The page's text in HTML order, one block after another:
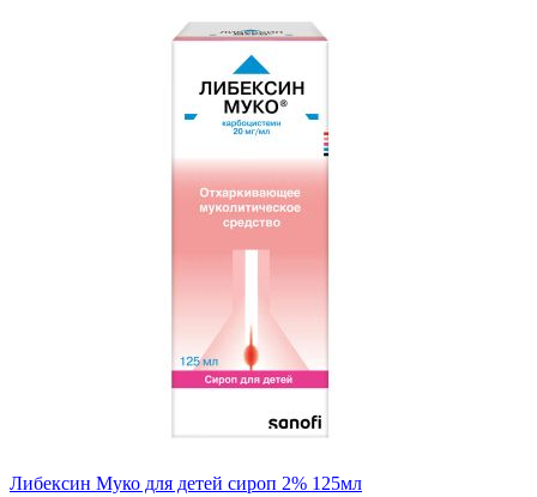
Либексин Муко для детей сироп 2% 125мл